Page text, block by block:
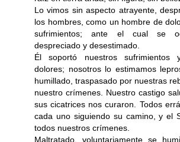
Lo vimos sin aspecto atrayente,
los hombres, como un hombre de
sufrimientos; ante el cual se
despreciado y desestimado.
Él soportó nuestros sufrimientos
dolores; nosotros lo estimamos
humillado, traspasado por nuestras
nuestro crímenes. Nuestro castigo
sus cicatrices nos curaron. Todos
cada uno siguiendo su camino, y el
todos nuestros crímenes.
Maltratado, voluntariamente se